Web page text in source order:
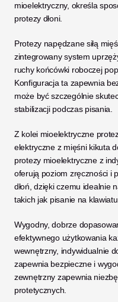
mioelektryczny, określa
protezy dłoni.
Protezy napędzane siłą
zintegrowany system
ruchy końcówki roboczej
Konfiguracja ta zapewnia
może być szczególnie
stabilizacji podczas pisania.
Z kolei mioelektryczne
elektryczne z mięśni kikuta
protezy mioelektryczne z
oferują poziom zręczności i
dłoń, dzięki czemu idealnie
takich jak pisanie na
Wygodny, dobrze
efektywnego użytkowania
wewnętrzny, indywidualnie
zapewnia bezpieczne i
zewnętrzny zapewnia
protetycznych.